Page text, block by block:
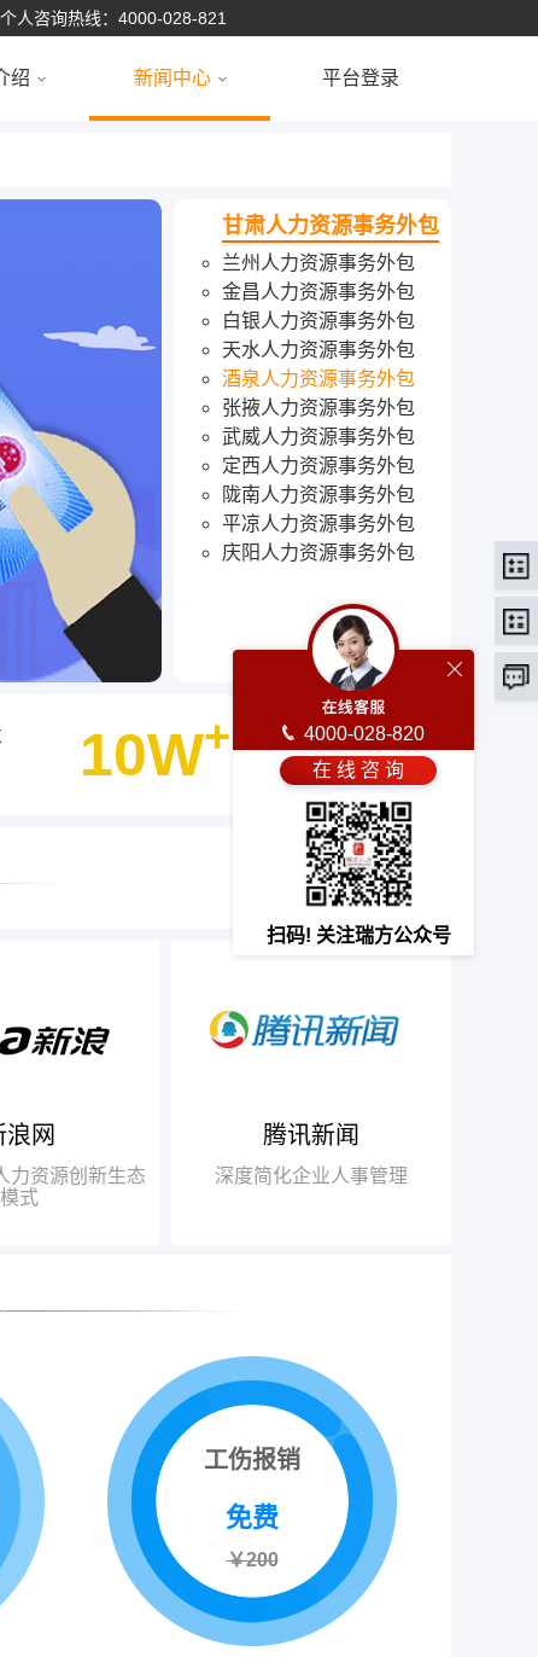
人咨询热线：4000-028-821
绍 新闻中心 平台登录
甘肃人力资源事务外包
兰州人力资源事务外包
金昌人力资源事务外包
白银人力资源事务外包
天水人力资源事务外包
酒泉人力资源事务外包
张掖人力资源事务外包
武威人力资源事务外包
定西人力资源事务外包
陇南人力资源事务外包
平凉人力资源事务外包
庆阳人力资源事务外包
10W+ 客户选择瑞方人力
最终选择
人力资源行业唯
中国互联网+人
信赖品牌奖”
浪网
力资源创新生态
模式
布局“互联网+人力资源服务”
战略，基于互联网发展的迅猛之
势，打造“瑞人云”SaaS人力资源
腾讯新闻
深度简化企业人事管理
工伤报销
免费
￥200
4000-028-820
在 线 咨 询
扫码! 关注瑞方公众号